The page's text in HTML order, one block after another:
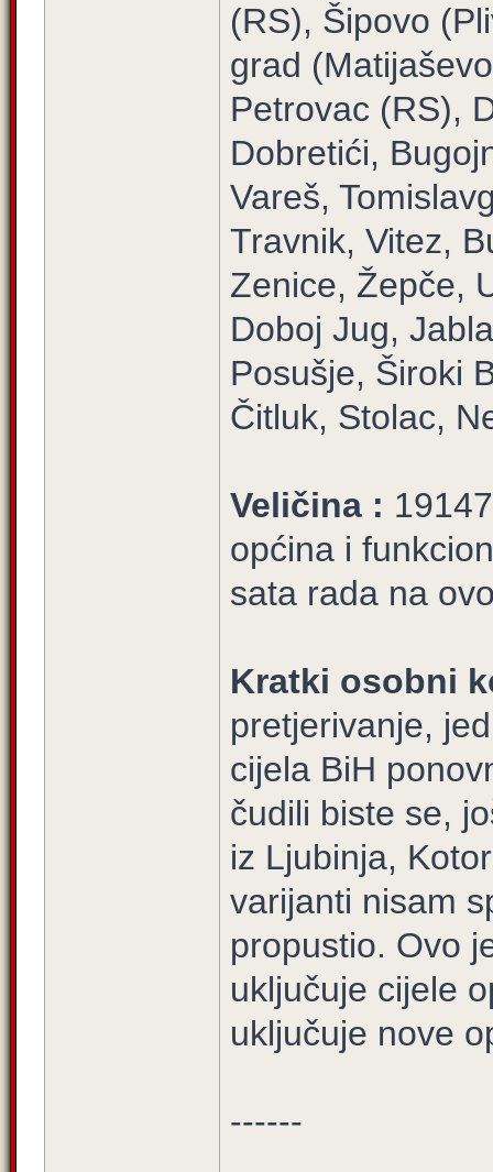
(RS), Šipovo
grad
Petrovac (RS),
Dobretići,
Vareš,
Travnik, Vitez,
Zenice, Žepče,
Doboj Jug,
Posušje, Široki
Čitluk, Stolac,
Veličina :
općina i
sata rada na
Kratki osobni
pretjerivanje,
cijela BiH
čudili biste se,
iz Ljubinja,
varijanti nisam
propustio. Ovo
uključuje cijele
uključuje nove
------